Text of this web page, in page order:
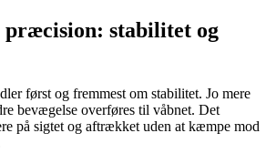
stabilitet og
først og fremmest om stabilitet. Jo mere
bevægelse overføres til våbnet. Det
på sigtet og aftrækket uden at kæmpe mod